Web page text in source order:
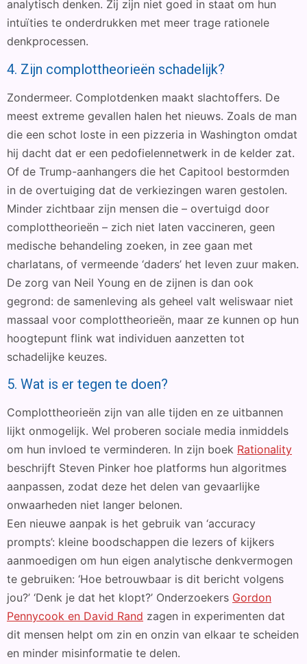
analytisch denken. Zij zijn niet goed in staat om hun
intuïties te onderdrukken met meer trage rationele
denkprocessen.
4. Zijn complottheorieën schadelijk?
Zondermeer. Complotdenken maakt slachtoffers. De
meest extreme gevallen halen het nieuws. Zoals de man
die een schot loste in een pizzeria in Washington omdat
hij dacht dat er een pedofielennetwerk in de kelder zat.
Of de Trump-aanhangers die het Capitool bestormden
in de overtuiging dat de verkiezingen waren gestolen.
Minder zichtbaar zijn mensen die – overtuigd door
complottheorieën – zich niet laten vaccineren, geen
medische behandeling zoeken, in zee gaan met
charlatans, of vermeende ‘daders’ het leven zuur maken.
De zorg van Neil Young en de zijnen is dan ook
gegrond: de samenleving als geheel valt weliswaar niet
massaal voor complottheorieën, maar ze kunnen op hun
hoogtepunt flink wat individuen aanzetten tot
schadelijke keuzes.
5. Wat is er tegen te doen?
Complottheorieën zijn van alle tijden en ze uitbannen
lijkt onmogelijk. Wel proberen sociale media inmiddels
om hun invloed te verminderen. In zijn boek Rationality
beschrijft Steven Pinker hoe platforms hun algoritmes
aanpassen, zodat deze het delen van gevaarlijke
onwaarheden niet langer belonen.
Een nieuwe aanpak is het gebruik van ‘accuracy
prompts’: kleine boodschappen die lezers of kijkers
aanmoedigen om hun eigen analytische denkvermogen
te gebruiken: ‘Hoe betrouwbaar is dit bericht volgens
jou?’ ‘Denk je dat het klopt?’ Onderzoekers Gordon
Pennycook en David Rand zagen in experimenten dat
dit mensen helpt om zin en onzin van elkaar te scheiden
en minder misinformatie te delen.